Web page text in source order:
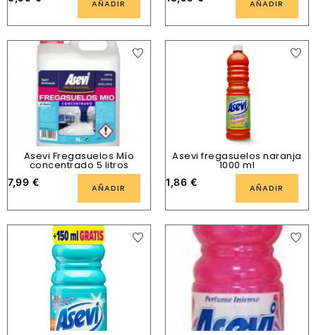
AÑADIR AÑADIR
Asevi Fregasuelos Mío
concentrado 5 litros
7,99 € AÑADIR
Asevi fregasuelos naranja
1000 ml
1,86 € AÑADIR